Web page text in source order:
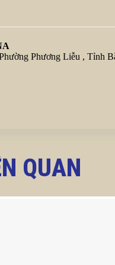
Phương Liễu , Tỉnh
QUAN